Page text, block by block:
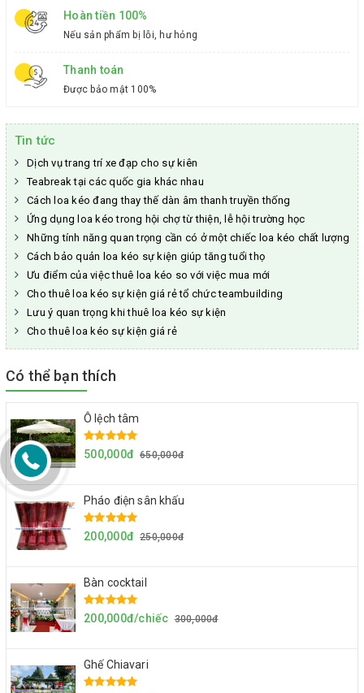
Hoàn tiền 100%
Nếu sản phẩm bị lỗi, hư hỏng
Thanh toán
Được bảo mật 100%
Tin tức
Dịch vụ trang trí xe đạp cho sự kiên
Teabreak tại các quốc gia khác nhau
Cách loa kéo đang thay thế dàn âm thanh truyền thống
Ứng dụng loa kéo trong hội chợ từ thiện, lễ hội trường học
Những tính năng quan trọng cần có ở một chiếc loa kéo chất lượng
Cách bảo quản loa kéo sự kiện giúp tăng tuổi thọ
Ưu điểm của việc thuê loa kéo so với việc mua mới
Cho thuê loa kéo sự kiện giá rẻ tổ chức teambuilding
Lưu ý quan trọng khi thuê loa kéo sự kiện
Cho thuê loa kéo sự kiện giá rẻ
Có thể bạn thích
Ô lệch tâm
500,000đ 650,000đ
Pháo điện sân khấu
200,000đ 250,000đ
Bàn cocktail
200,000đ/chiếc 300,000đ
Ghế Chiavari